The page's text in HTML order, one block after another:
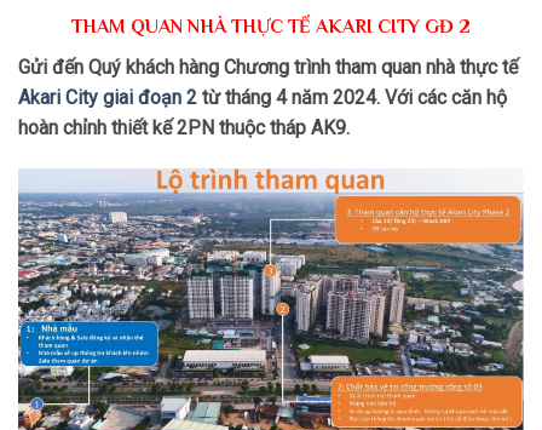
THAM QUAN NHÀ THỰC TẾ AKARI CITY GĐ 2
Gửi đến Quý khách hàng Chương trình tham quan nhà thực tế
Akari City giai đoạn 2 từ tháng 4 năm 2024. Với các căn hộ
hoàn chỉnh thiết kế 2PN thuộc tháp AK9.